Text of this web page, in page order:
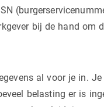
bij de hand om
al voor je in.
belasting er is